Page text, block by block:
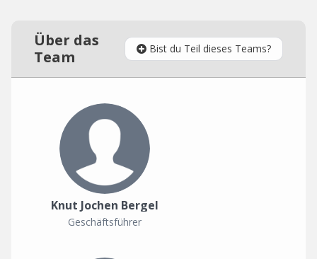
Über das
Team
Bist du Teil dieses Teams?
Knut Jochen Bergel
Geschäftsführer